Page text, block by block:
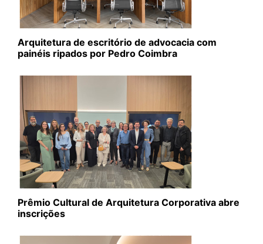
Arquitetura de escritório de advocacia com
painéis ripados por Pedro Coimbra
Prêmio Cultural de Arquitetura Corporativa abre
inscrições